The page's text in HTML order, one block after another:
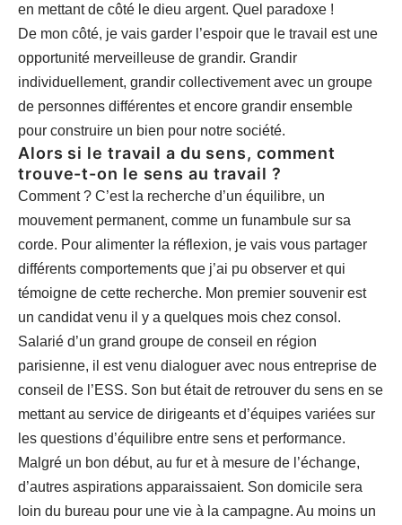
en mettant de côté le dieu argent. Quel paradoxe !
De mon côté, je vais garder l’espoir que le travail est une
opportunité merveilleuse de grandir. Grandir
individuellement, grandir collectivement avec un groupe
de personnes différentes et encore grandir ensemble
pour construire un bien pour notre société.
Alors si le travail a du sens, comment
trouve-t-on le sens au travail ?
Comment ? C’est la recherche d’un équilibre, un
mouvement permanent, comme un funambule sur sa
corde. Pour alimenter la réflexion, je vais vous partager
différents comportements que j’ai pu observer et qui
témoigne de cette recherche. Mon premier souvenir est
un candidat venu il y a quelques mois chez consol.
Salarié d’un grand groupe de conseil en région
parisienne, il est venu dialoguer avec nous entreprise de
conseil de l’ESS. Son but était de retrouver du sens en se
mettant au service de dirigeants et d’équipes variées sur
les questions d’équilibre entre sens et performance.
Malgré un bon début, au fur et à mesure de l’échange,
d’autres aspirations apparaissaient. Son domicile sera
loin du bureau pour une vie à la campagne. Au moins un